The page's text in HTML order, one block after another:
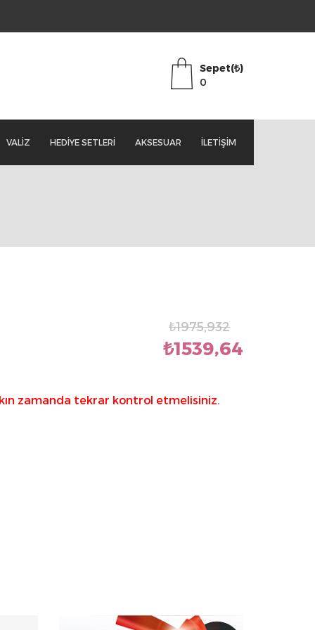
Sepet(₺)
0
VALIZ HEDIYE SETLERI AKSESUAR İLETIŞIM
zamanda tekrar kontrol etmelisiniz.
₺1975,932
₺1539,64